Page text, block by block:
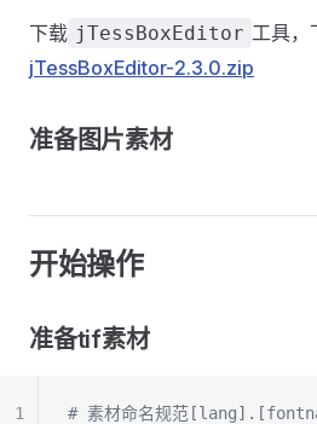
下载 jTessBoxEditor 工具，
jTessBoxEditor-2.3.0.zip
准备图片素材
开始操作
准备tif素材
# 素材命名规范
1